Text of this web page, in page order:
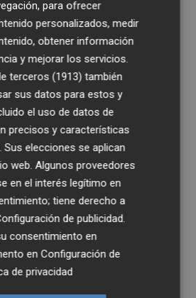
para ofrecer
personalizados, medir
obtener información
y mejorar los servicios.
terceros (1913) también
sus datos para estos y
el uso de datos de
precisos y características
Sus elecciones se aplican
web. Algunos proveedores
en el interés legítimo en
tiene derecho a
de publicidad
consentimiento en
enConfiguración de
de privacidad